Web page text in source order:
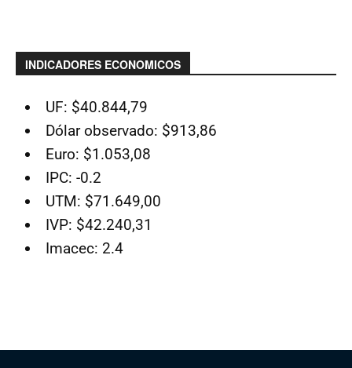
INDICADORES ECONOMICOS
UF: $40.844,79
Dólar observado: $913,86
Euro: $1.053,08
IPC: -0.2
UTM: $71.649,00
IVP: $42.240,31
Imacec: 2.4